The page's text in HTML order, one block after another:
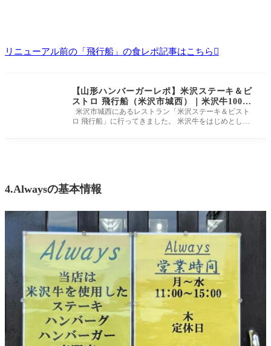
リニューアル前の「飛行船」の食レポ記事はこちら
【山形ハンバーガーレポ】米沢ステーキ＆ビ
ストロ 飛行船（米沢市城西）｜米沢牛100%
パティ！贅沢すぎるハンバーガー
米沢市城西にあるレストラン「米沢ステーキ＆ビスト
ロ 飛行船」に行ってきました。 米沢牛をはじめとした
4.Alwaysの基本情報